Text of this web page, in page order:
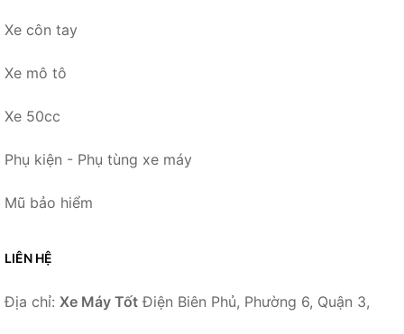
Xe côn tay
Xe mô tô
Xe 50cc
Phụ kiện - Phụ tùng xe máy
Mũ bảo hiểm
LIÊN HỆ
Địa chỉ: Xe Máy Tốt Điện Biên Phủ, Phường 6, Quận 3,